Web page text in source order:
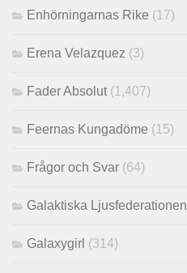
Enhörningarnas Rike (17)
Erena Velazquez (3)
Fader Absolut (1,407)
Feernas Kungadöme (15)
Frågor och Svar (64)
Galaktiska Ljusfederationen
Galaxygirl (314)